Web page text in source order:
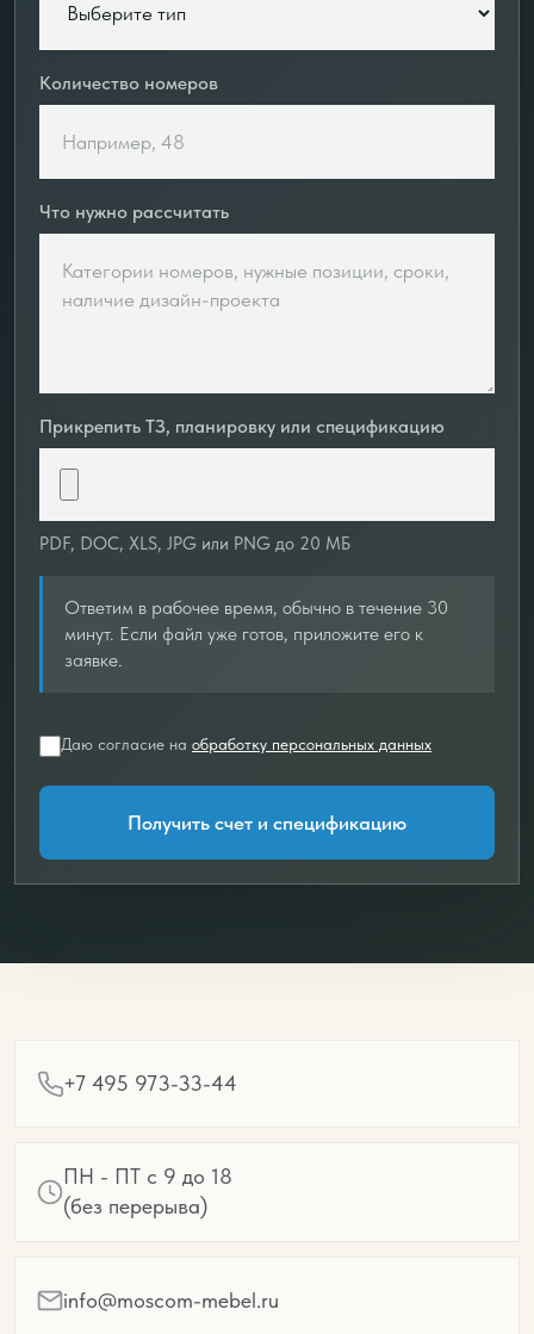
Количество номеров
Что нужно рассчитать
Прикрепить ТЗ, планировку или спецификацию
PDF, DOC, XLS, JPG или PNG до 20 МБ
Ответим в рабочее время, обычно в течение 30
минут. Если файл уже готов, приложите его к
заявке.
Даю согласие на обработку персональных данных
Получить счет и спецификацию
+7 495 973-33-44
ПН - ПТ с 9 до 18
(без перерыва)
info@moscom-mebel.ru